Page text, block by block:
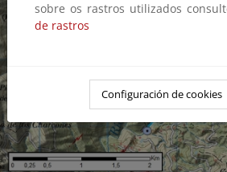
sobre os rastros utilizados
de rastros
Configuración de cookies